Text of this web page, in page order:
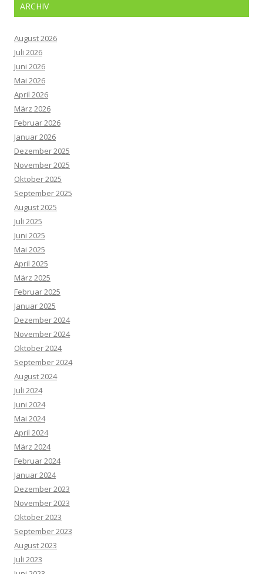
ARCHIV
August 2026
Juli 2026
Juni 2026
Mai 2026
April 2026
März 2026
Februar 2026
Januar 2026
Dezember 2025
November 2025
Oktober 2025
September 2025
August 2025
Juli 2025
Juni 2025
Mai 2025
April 2025
März 2025
Februar 2025
Januar 2025
Dezember 2024
November 2024
Oktober 2024
September 2024
August 2024
Juli 2024
Juni 2024
Mai 2024
April 2024
März 2024
Februar 2024
Januar 2024
Dezember 2023
November 2023
Oktober 2023
September 2023
August 2023
Juli 2023